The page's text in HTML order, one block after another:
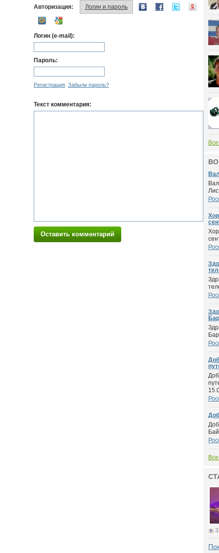
Авторизация: Логин и пароль
Логин (e-mail):
Пароль:
Регистрация Забыли пароль?
Текст комментария:
Оставить комментарий